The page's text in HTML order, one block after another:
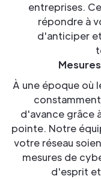
entreprises.
répondre à
d'anticiper
À une époque où
d'avance grâce
pointe. Notre
votre réseau
mesures de
d'esprit